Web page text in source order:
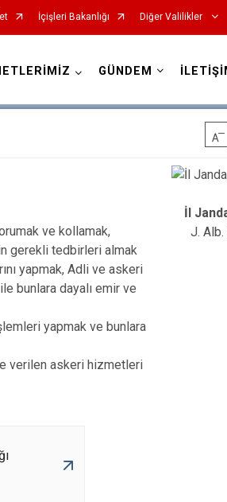
İçişleri Bakanlığı Diğer Valilikler
GÜNDEM
ve kollamak,
gerekli tedbirleri almak
yapmak, Adli ve askeri
bunlara dayalı emir ve
yapmak ve bunlara
verilen askeri hizmetleri
İl
J. Alb.